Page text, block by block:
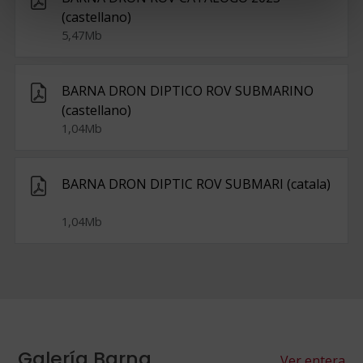
(castellano)
5,47Mb
BARNA DRON DIPTICO ROV SUBMARINO
(castellano)
1,04Mb
BARNA DRON DIPTIC ROV SUBMARI (catala)
1,04Mb